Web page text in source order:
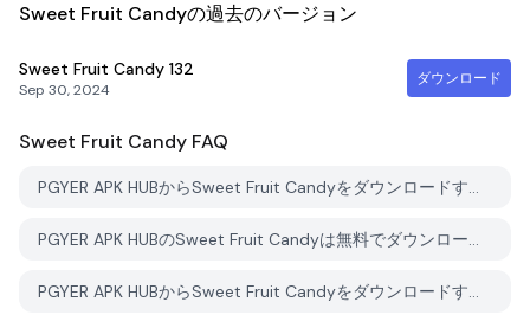
Sweet Fruit Candyの過去のバージョン
Sweet Fruit Candy 132
Sep 30, 2024
ダウンロード
Sweet Fruit Candy FAQ
PGYER APK HUBからSweet Fruit Candyをダウンロードする方法は？
PGYER APK HUBのSweet Fruit Candyは無料でダウンロードできますか？
PGYER APK HUBからSweet Fruit Candyをダウンロードするにはアカウントが必要ですか？